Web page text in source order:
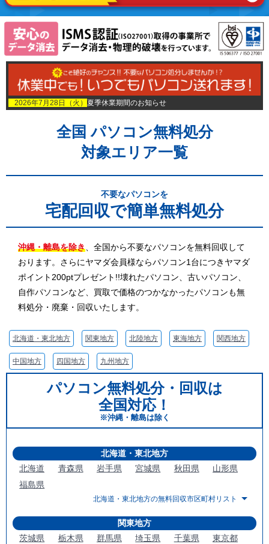
2026年7月28日（火） 夏季休業期間のお知らせ
全国 パソコン無料処分
対象エリア一覧
不要なパソコンを
宅配回収で簡単無料処分
沖縄・離島を除き 、全国から不要なパソコンを無料回収して
おります。さらにヤマダ会員様ならパソコン1台につきヤマダ
ポイント200ptプレゼント!!壊れたパソコン、古いパソコン、
自作パソコンなど、買取で価格のつかなかったパソコンも無
料処分・廃棄・回収いたします。
北海道・東北地方 関東地方 北陸地方 東海地方 関西地方
中国地方 四国地方 九州地方
パソコン無料処分・回収は
全国対応！
※沖縄・離島は除く
北海道・東北地方
北海道
青森県 岩手県 宮城県 秋田県
山形県
福島県
北海道・東北地方の無料回収市区町村リスト
関東地方
茨城県
栃木県 群馬県 埼玉県 千葉県
東京都